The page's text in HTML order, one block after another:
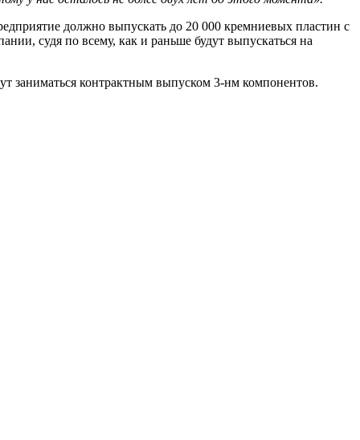
должно выпускать до 20 000 кремниевых пластин с
судя по всему, как и раньше будут выпускаться на
заниматься контрактным выпуском 3-нм компонентов.